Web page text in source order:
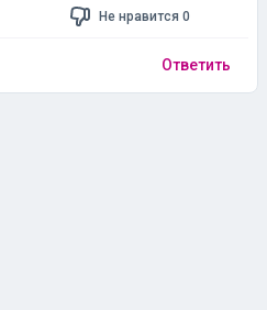
Не нравится 0
Ответить